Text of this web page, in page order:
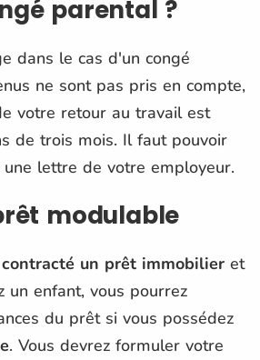
parental ?
dans le cas d'un congé
ne sont pas pris en compte,
votre retour au travail est
de trois mois. Il faut pouvoir
lettre de votre employeur.
modulable
contracté un prêt immobilier et
un enfant, vous pourrez
du prêt si vous possédez
. Vous devrez formuler votre